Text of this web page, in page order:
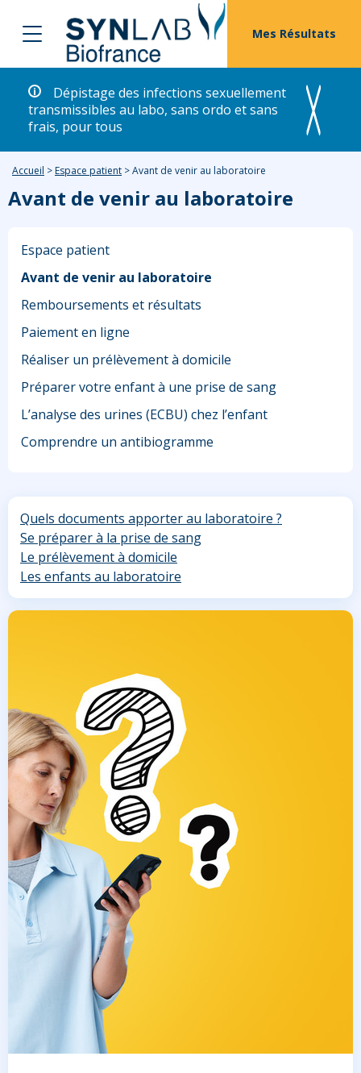
Mes Résultats
Dépistage des infections sexuellement
transmissibles au labo, sans ordo et sans
frais, pour tous
Accueil > Espace patient >Avant de venir au laboratoire
Avant de venir au laboratoire
Espace patient
Avant de venir au laboratoire
Remboursements et résultats
Paiement en ligne
Réaliser un prélèvement à domicile
Préparer votre enfant à une prise de sang
L’analyse des urines (ECBU) chez l’enfant
Comprendre un antibiogramme
Quels documents apporter au laboratoire ?
Se préparer à la prise de sang
Le prélèvement à domicile
Les enfants au laboratoire